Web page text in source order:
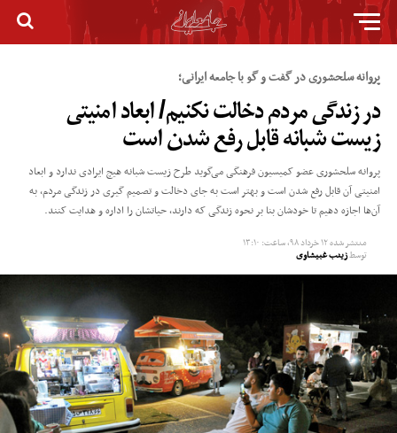
پروانه سلحشوری در گفت و گو با جامعه ایرانی؛
در زندگی مردم دخالت نکنیم/ ابعاد امنیتی
زیست شبانه قابل رفع شدن است
پروانه سلحشوری عضو کمیسیون فرهنگی می‌گوید طرح زیست شبانه هیچ ایرادی ندارد و ابعاد
امنیتی آن قابل رفع شدن است و بهتر است به جای دخالت و تصمیم گیری در زندگی مردم، به
آن‌ها اجازه دهیم تا خودشان بنا بر نحوه زندگی که دارند، حیاتشان را اداره و هدایت کنند.
منتشر شده۱۲ خرداد ۹۸, ساعت: ۱۳:۱۰
توسطزینب غبیشاوی